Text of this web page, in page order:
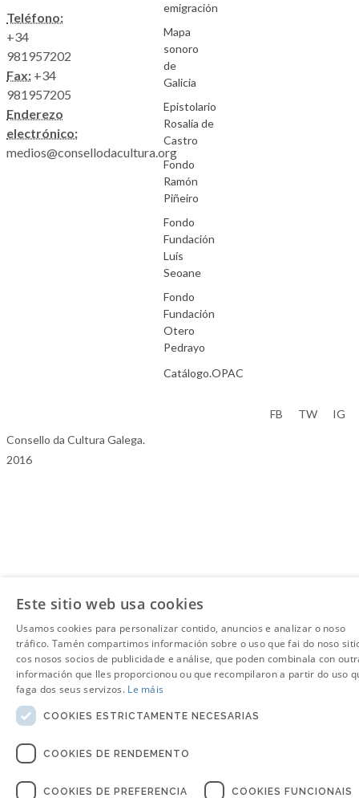
Teléfono:
+34
981957202
Fax: +34
981957205
Enderezo
electrónico:
medios@consellodacultura.org
emigración
Mapa
sonoro
de
Galicia
Epistolario
Rosalía de
Castro
Fondo
Ramón
Piñeiro
Fondo
Fundación
Luís
Seoane
Fondo
Fundación
Otero
Pedrayo
Catálogo.OPAC
Consello da Cultura Galega.
2016
FB TW IG
Este sitio web usa cookies
Usamos cookies para personalizar contido, anuncios e analizar o noso
tráfico. Tamén compartimos información sobre o uso que fai do noso
cos nosos socios de publicidade e análise, que poden combinala con
información que lles proporcionou ou que recompilaron a partir do uso
faga dos seus servizos. Le máis
COOKIES ESTRICTAMENTE NECESARIAS
COOKIES DE RENDEMENTO
COOKIES DE PREFERENCIA COOKIES FUNCIONAIS